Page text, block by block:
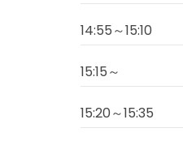
14:55～15:10
15:15～
15:20～15:35